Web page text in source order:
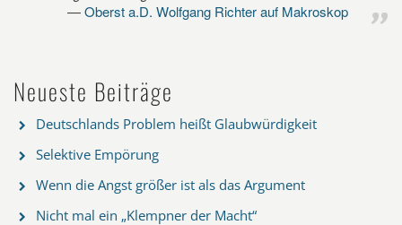
Oberst a.D. Wolfgang Richter auf Makroskop
Neueste Beiträge
Deutschlands Problem heißt Glaubwürdigkeit
Selektive Empörung
Wenn die Angst größer ist als das Argument
Nicht mal ein „Klempner der Macht“